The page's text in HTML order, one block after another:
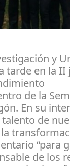
y
tarde en la II
de la
En su
de
“para
de los